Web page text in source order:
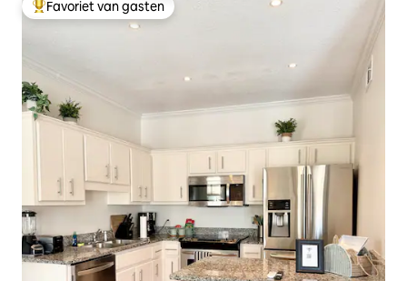
Topfavoriet van gasten
Favoriet van gasten